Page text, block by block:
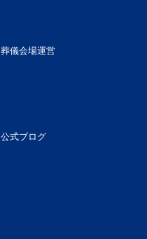
葬儀会場運営
公式ブログ